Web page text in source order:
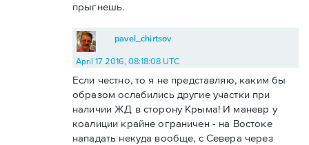
прыгнешь.
pavel_chirtsov
April 17 2016, 08:18:08 UTC
Если честно, то я не представляю, каким бы
образом ослабились другие участки при
наличии ЖД в сторону Крыма! И маневр у
коалиции крайне ограничен - на Востоке
нападать некуда вообще, с Севера через